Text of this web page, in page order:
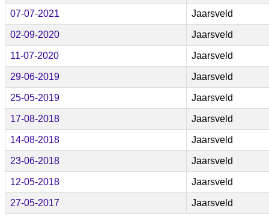
07-07-2021 Jaarsveld
02-09-2020 Jaarsveld
11-07-2020 Jaarsveld
29-06-2019 Jaarsveld
25-05-2019 Jaarsveld
17-08-2018 Jaarsveld
14-08-2018 Jaarsveld
23-06-2018 Jaarsveld
12-05-2018 Jaarsveld
27-05-2017 Jaarsveld